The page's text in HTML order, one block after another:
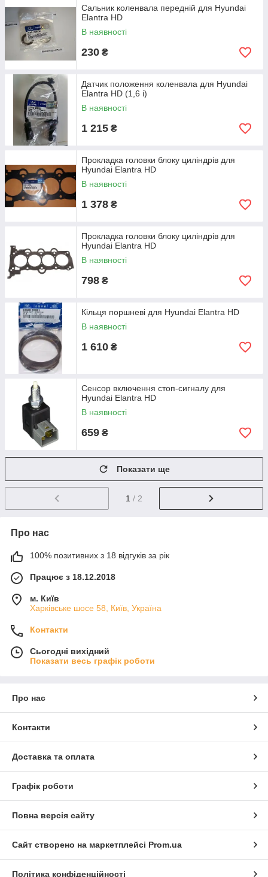
Сальник коленвала передній для Hyundai
Elantra HD
В наявності
230 ₴
Датчик положення коленвала для Hyundai
Elantra HD (1,6 i)
В наявності
1 215 ₴
Прокладка головки блоку циліндрів для
Hyundai Elantra HD
В наявності
1 378 ₴
Прокладка головки блоку циліндрів для
Hyundai Elantra HD
В наявності
798 ₴
Кільця поршневі для Hyundai Elantra HD
В наявності
1 610 ₴
Сенсор включення стоп-сигналу для
Hyundai Elantra HD
В наявності
659 ₴
Показати ще
1 / 2
Про нас
100% позитивних з 18 відгуків за рік
Працює з 18.12.2018
м. Київ
Харківське шосе 58, Київ, Україна
Контакти
Сьогодні вихідний
Показати весь графік роботи
Про нас
Контакти
Доставка та оплата
Графік роботи
Повна версія сайту
Сайт створено на маркетплейсі Prom.ua
Політика конфіденційності